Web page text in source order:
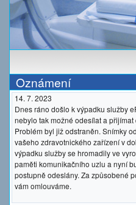
Oznámení
14. 7. 2023
Dnes ráno došlo k výpadku služby
nebylo tak možné odesílat a přijímat
Problém byl již odstraněn. Snímky
vašeho zdravotnického zařízení v
výpadku služby se hromadily ve
paměti komunikačního uzlu a nyní
postupně odeslány. Za způsobené
vám omlouváme.